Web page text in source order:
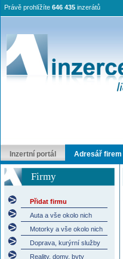
Právě prohlížíte 646 435 inzerátů
Inzertní portál Adresář firem
Firmy
Přidat firmu
Auta a vše okolo nich
Motorky a vše okolo nich
Doprava, kurýrní služby
Reality, domy, byty